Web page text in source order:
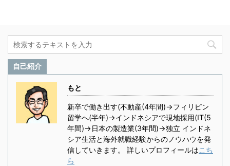
自己紹介
もと
新卒で働き出す(不動産(4年間)→フィリピン
留学へ(半年)→インドネシアで現地採用(IT(5
年間)→日本の製造業(3年間)→独立 インドネ
シア生活と海外就職経験からのノウハウを発
信していきます。 詳しいプロフィールはこち
ら